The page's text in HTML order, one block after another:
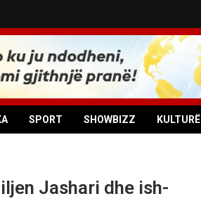
SPORT SHOWBIZZ KULTURË
Jashari dhe ish-